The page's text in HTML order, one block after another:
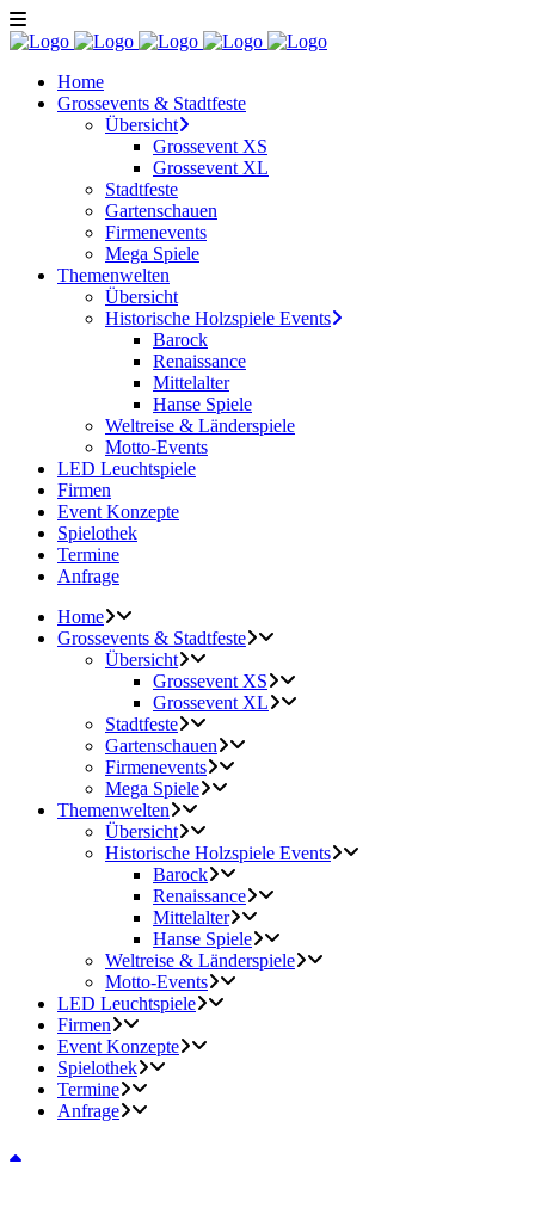
Home
Grossevents & Stadtfeste
Übersicht
Grossevent XS
Grossevent XL
Stadtfeste
Gartenschauen
Firmenevents
Mega Spiele
Themenwelten
Übersicht
Historische Holzspiele Events
Barock
Renaissance
Mittelalter
Hanse Spiele
Weltreise & Länderspiele
Motto-Events
LED Leuchtspiele
Firmen
Event Konzepte
Spielothek
Termine
Anfrage
Home
Grossevents & Stadtfeste
Übersicht
Grossevent XS
Grossevent XL
Stadtfeste
Gartenschauen
Firmenevents
Mega Spiele
Themenwelten
Übersicht
Historische Holzspiele Events
Barock
Renaissance
Mittelalter
Hanse Spiele
Weltreise & Länderspiele
Motto-Events
LED Leuchtspiele
Firmen
Event Konzepte
Spielothek
Termine
Anfrage